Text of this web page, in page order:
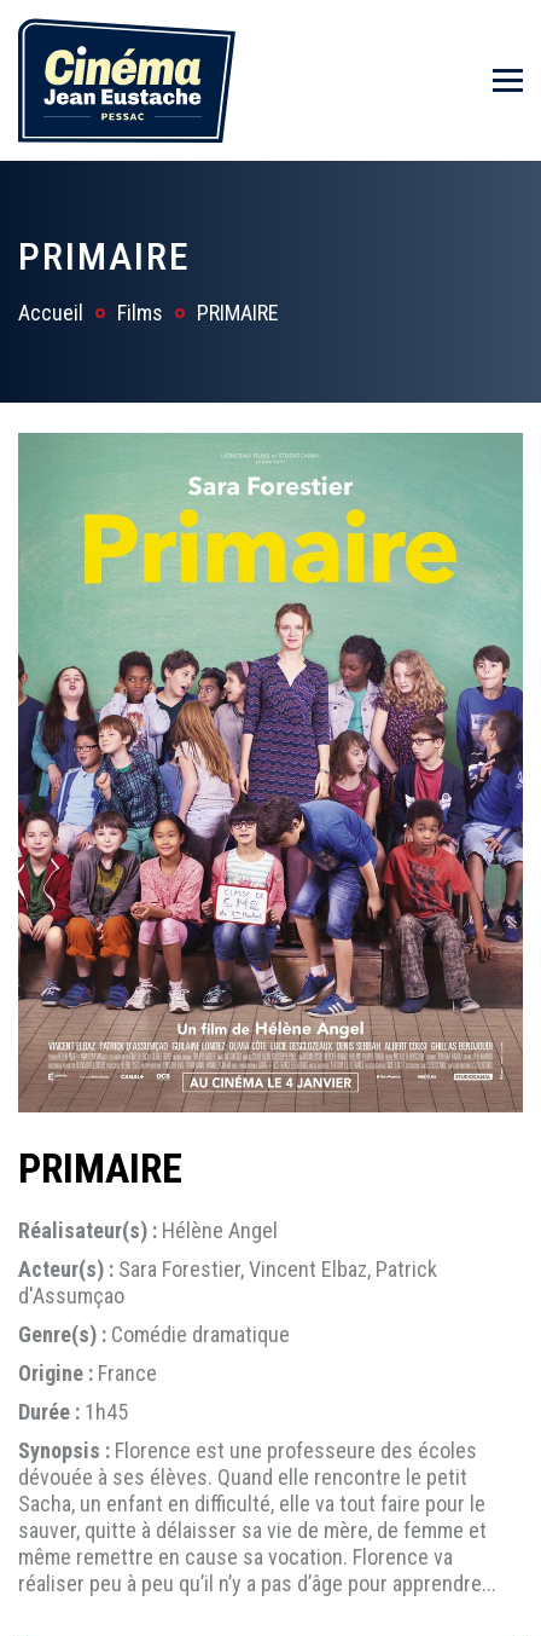
PRIMAIRE
Accueil Films PRIMAIRE
PRIMAIRE
Réalisateur(s) : Hélène Angel
Acteur(s) : Sara Forestier, Vincent Elbaz, Patrick
d'Assumçao
Genre(s) : Comédie dramatique
Origine : France
Durée : 1h45
Synopsis : Florence est une professeure des écoles
dévouée à ses élèves. Quand elle rencontre le petit
Sacha, un enfant en difficulté, elle va tout faire pour le
sauver, quitte à délaisser sa vie de mère, de femme et
même remettre en cause sa vocation. Florence va
réaliser peu à peu qu’il n’y a pas d’âge pour apprendre...